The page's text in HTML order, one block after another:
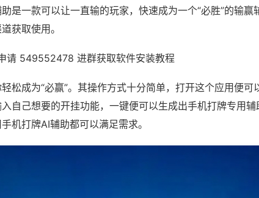
是一款可以让一直输的玩家，快速成为一个“必胜”的输赢
获取使用。
请 549552478 进群获取软件安装教程
松成为“必赢”。其操作方式十分简单，打开这个应用便可
自己想要的开挂功能，一键便可以生成出手机打牌专用
机打牌AI辅助都可以满足需求。